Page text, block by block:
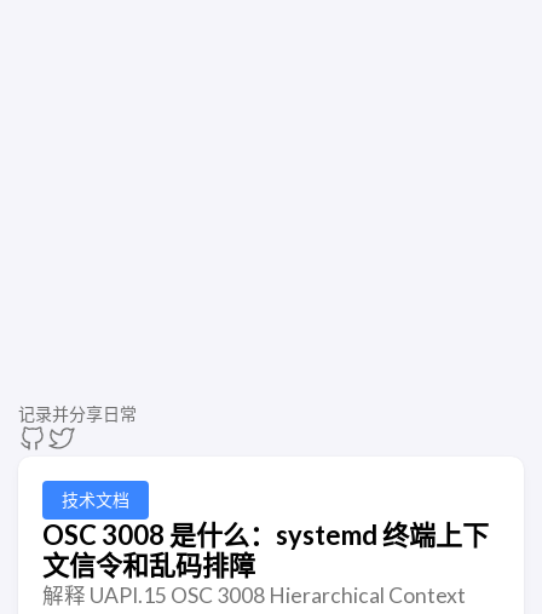
记录并分享日常
技术文档
OSC 3008 是什么：systemd 终端上下
文信令和乱码排障
解释 UAPI.15 OSC 3008 Hierarchical Context